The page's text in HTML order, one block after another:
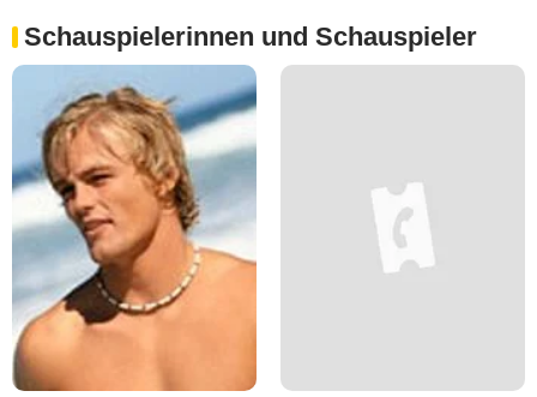
Schauspielerinnen und Schauspieler